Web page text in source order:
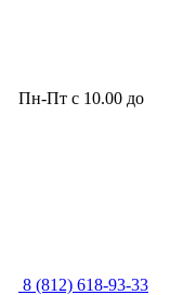
Пн-Пт с 10.00 до
8 (812) 618-93-33